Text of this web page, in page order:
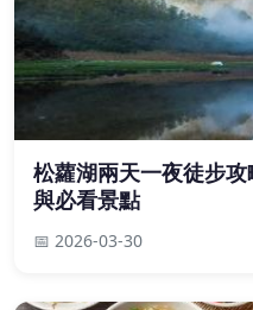
松蘿湖兩天一夜徒步
與必看景點
📅 2026-03-30